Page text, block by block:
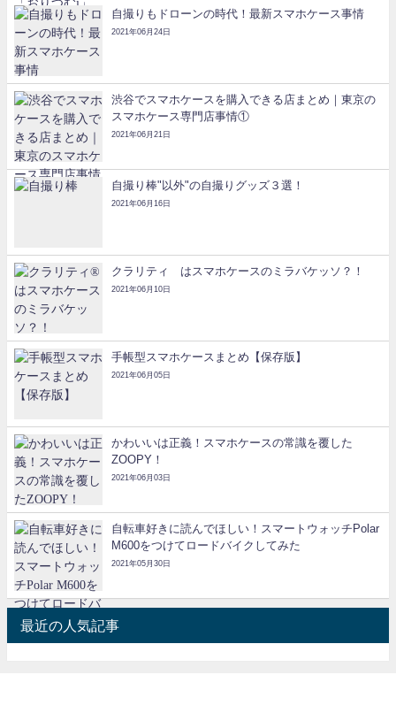
自撮りもドローンの時代！最新スマホケース事情
2021年06月24日
渋谷でスマホケースを購入できる店まとめ｜東京の
スマホケース専門店事情①
2021年06月21日
自撮り棒"以外"の自撮りグッズ３選！
2021年06月16日
クラリティ®はスマホケースのミラバケッソ？！
2021年06月10日
手帳型スマホケースまとめ【保存版】
2021年06月05日
かわいいは正義！スマホケースの常識を覆した
ZOOPY！
2021年06月03日
自転車好きに読んでほしい！スマートウォッチPolar
M600をつけてロードバイクしてみた
2021年05月30日
最近の人気記事